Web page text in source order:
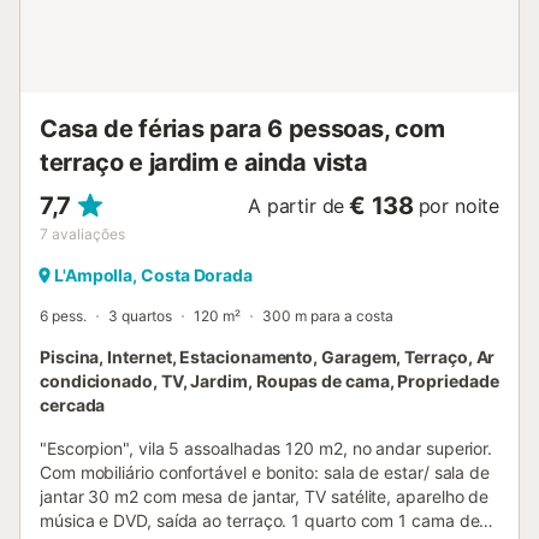
Casa de férias para 6 pessoas, com
terraço e jardim e ainda vista
7,7
7 avaliações
A partir de € 138 por noite
L'Ampolla, Costa Dorada
6 pess. 3 quartos 120 m² 300 m para a costa
Piscina, Internet, Estacionamento, Garagem, Terraço, Ar
condicionado, TV, Jardim, Roupas de cama, Propriedade
cercada
"Escorpion", vila 5 assoalhadas 120 m2, no andar superior.
Com mobiliário confortável e bonito: sala de estar/ sala de
jantar 30 m2 com mesa de jantar, TV satélite, aparelho de
música e DVD, saída ao terraço. 1 quarto com 1 cama de